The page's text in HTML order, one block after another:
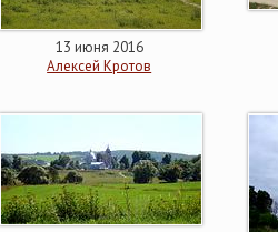
13 июня 2016
Алексей Кротов